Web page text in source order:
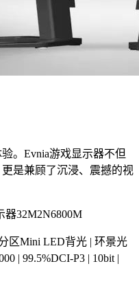
。Evnia游戏显示器不但
是兼顾了沉浸、震撼的视
32M2N6800M
区Mini LED背光 | 环景光
| 99.5%DCI-P3 | 10bit |